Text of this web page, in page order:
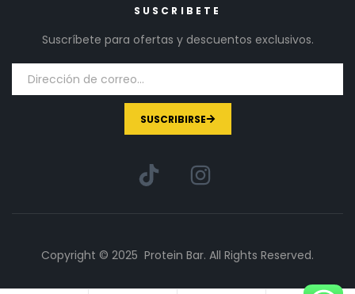
SUSCRIBETE
Suscríbete para ofertas y descuentos exclusivos.
SUSCRIBIRSE
Copyright © 2025 Protein Bar. All Rights Reserved.